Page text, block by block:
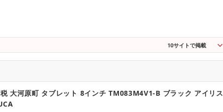
10サイトで掲載
大河原町 タブレット 8インチ TM083M4V1-B ブラック アイリス